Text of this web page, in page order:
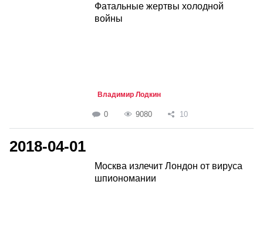
Фатальные жертвы холодной
войны
Владимир Лодкин
0 9080 10
2018-04-01
Москва излечит Лондон от вируса
шпиономании